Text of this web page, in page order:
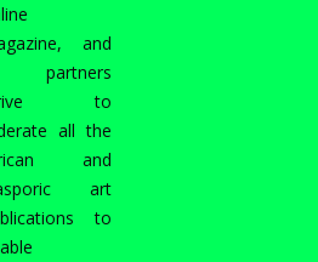
and
partners
to
all the
and
art
to